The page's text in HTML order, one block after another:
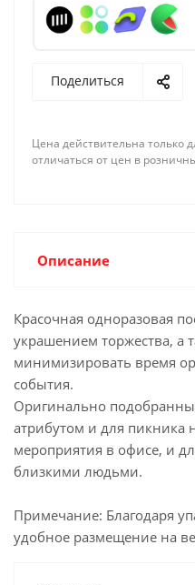
Поделиться
Цена действительна только
отличаться от цен в
Описание
Красочная одноразовая
украшением торжества, а
минимизировать время
события.
Оригинально
атрибутом и для пикника
мероприятия в офисе, и
близкими людьми.
Примечание: Благодаря
удобное размещение на